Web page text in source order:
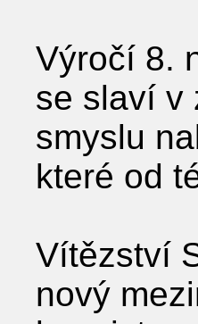
Výročí 8.
se slaví v
smyslu
které od
Vítězství
nový